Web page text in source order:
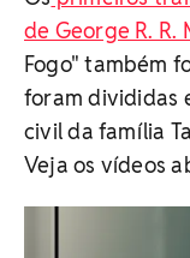
de George R. R.
Fogo" também
foram divididas
civil da família
Veja os vídeos